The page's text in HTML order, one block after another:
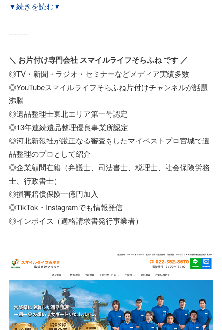
▼続きを読む▼
--------
＼ お片付け専門会社 スマイルライフそらふね です ／
◎TV・新聞・ラジオ・セミナーなどメディア実績多数
◎YouTubeスマイルライフそらふね片付けチャンネルが話題
沸騰
◎遺品整理士東北エリア第一号認定
◎13年連続遺品整理優良事業所認定
◎河北新報社が厳正なる審査をしたマイベストプロ宮城で遺
品整理のプロとして紹介
◎企業顧問在籍（弁護士、司法書士、税理士、社会保険労務
士、行政書士）
◎損害賠償保険一億円加入
◎TikTok・Instagramでも情報発信
◎インボイス（適格請求書発行事業者）